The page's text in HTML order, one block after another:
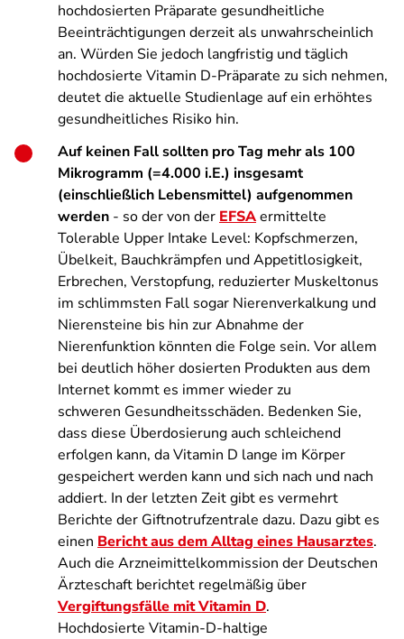
hochdosierten Präparate gesundheitliche
Beeinträchtigungen derzeit als unwahrscheinlich
an. Würden Sie jedoch langfristig und täglich
hochdosierte Vitamin D-Präparate zu sich nehmen,
deutet die aktuelle Studienlage auf ein erhöhtes
gesundheitliches Risiko hin.
Auf keinen Fall sollten pro Tag mehr als 100
Mikrogramm (=4.000 i.E.) insgesamt
(einschließlich Lebensmittel) aufgenommen
werden - so der von der EFSAermittelte
Tolerable Upper Intake Level: Kopfschmerzen,
Übelkeit, Bauchkrämpfen und Appetitlosigkeit,
Erbrechen, Verstopfung, reduzierter Muskeltonus
im schlimmsten Fall sogar Nierenverkalkung und
Nierensteine bis hin zur Abnahme der
Nierenfunktion könnten die Folge sein. Vor allem
bei deutlich höher dosierten Produkten aus dem
Internet kommt es immer wieder zu
schweren Gesundheitsschäden. Bedenken Sie,
dass diese Überdosierung auch schleichend
erfolgen kann, da Vitamin D lange im Körper
gespeichert werden kann und sich nach und nach
addiert. In der letzten Zeit gibt es vermehrt
Berichte der Giftnotrufzentrale dazu. Dazu gibt es
einen Bericht aus dem Alltag eines Hausarztes.
Auch die Arzneimittelkommission der Deutschen
Ärzteschaft berichtet regelmäßig über
Vergiftungsfälle mit Vitamin D.
Hochdosierte Vitamin-D-haltige